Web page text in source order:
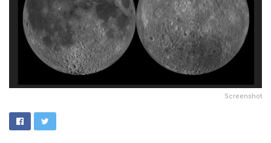
Screenshot